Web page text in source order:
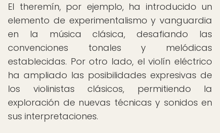
El theremín, por ejemplo, ha introducido un
elemento de experimentalismo y vanguardia
en la música clásica, desafiando las
convenciones tonales y melódicas
establecidas. Por otro lado, el violín eléctrico
ha ampliado las posibilidades expresivas de
los violinistas clásicos, permitiendo la
exploración de nuevas técnicas y sonidos en
sus interpretaciones.